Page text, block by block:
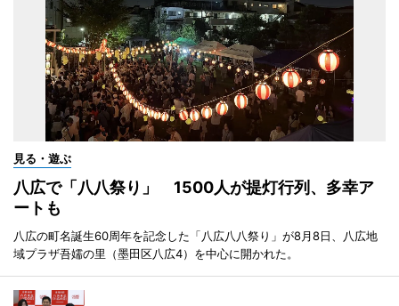
見る・遊ぶ
八広で「八八祭り」 1500人が提灯行列、多幸ア
ートも
八広の町名誕生60周年を記念した「八広八八祭り」が8月8日、八広地
域プラザ吾嬬の里（墨田区八広4）を中心に開かれた。